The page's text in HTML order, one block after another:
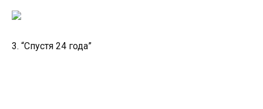
3. “Спустя 24 года”